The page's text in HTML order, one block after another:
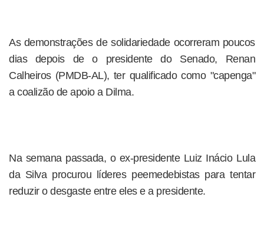
As demonstrações de solidariedade ocorreram poucos
dias depois de o presidente do Senado, Renan
Calheiros (PMDB-AL), ter qualificado como "capenga"
a coalizão de apoio a Dilma.
Na semana passada, o ex-presidente Luiz Inácio Lula
da Silva procurou líderes peemedebistas para tentar
reduzir o desgaste entre eles e a presidente.